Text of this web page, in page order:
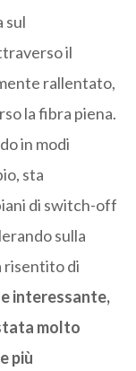
sul
il
rallentato,
la fibra piena.
in modi
sta
di switch-off
sulla
risentito di
interessante,
molto
più